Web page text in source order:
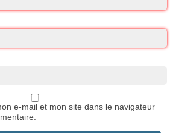
e-mail et mon site dans le navigateur